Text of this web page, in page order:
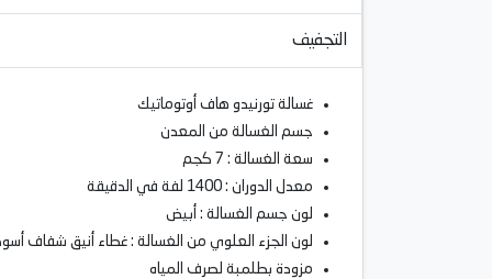
التجفيف
​غسالة تورنيدو هاف أوتوماتيك
جسم الغسالة من المعدن
سعة الغسالة : 7 كجم
معدل الدوران : 1400 لفة في الدقيقة
لون جسم الغسالة : أبيض
لون الجزء العلوي من الغسالة : غطاء أنيق شفاف
مزودة بطلمبة لصرف المياه